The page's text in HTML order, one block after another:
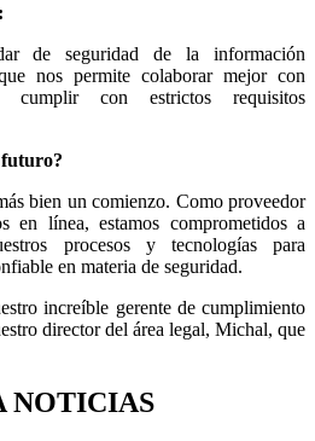
de seguridad de la información
nos permite colaborar mejor con
cumplir con estrictos requisitos
futuro?
bien un comienzo. Como proveedor
en línea, estamos comprometidos a
procesos y tecnologías para
en materia de seguridad.
increíble gerente de cumplimiento
director del área legal, Michal, que
NOTICIAS